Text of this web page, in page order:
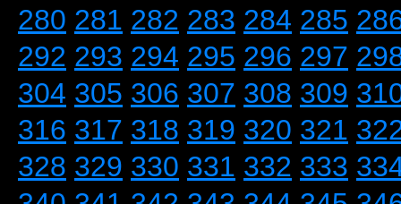
280 281 282 283 284 285
292 293 294 295 296 297
304 305 306 307 308 309
316 317 318 319 320 321
328 329 330 331 332 333